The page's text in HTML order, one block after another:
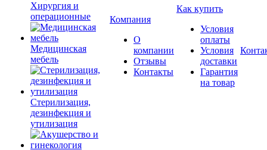
Хирургия и
операционные
Медицинская
мебель
Стерилизация,
дезинфекция и
утилизация
Компания
О
компании
Отзывы
Контакты
Как купить
Условия
оплаты
Условия
доставки
Гарантия
на товар